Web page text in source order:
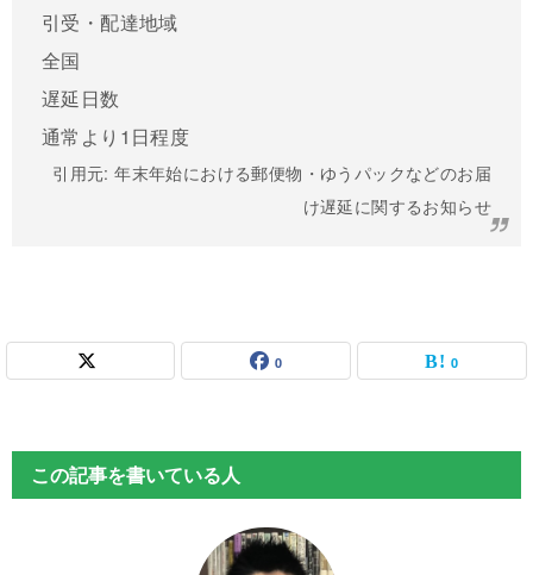
引受・配達地域
全国
遅延日数
通常より1日程度
引用元: 年末年始における郵便物・ゆうパックなどのお届
け遅延に関するお知らせ
0 0
この記事を書いている人